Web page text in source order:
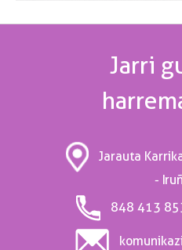
Jarri
Jarauta
-
848 413